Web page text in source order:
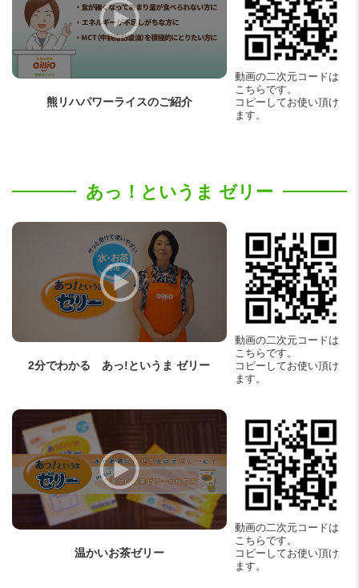
熊リハパワーライスのご紹介
動画の二次元コードは
こちらです。
コピーしてお使い頂け
ます。
あっ！というま ゼリー
2分でわかる あっ!というま ゼリー
動画の二次元コードは
こちらです。
コピーしてお使い頂け
ます。
温かいお茶ゼリー
動画の二次元コードは
こちらです。
コピーしてお使い頂け
ます。